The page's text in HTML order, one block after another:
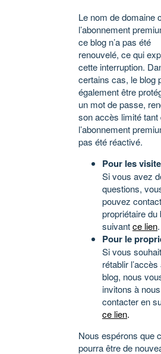
Le nom de domaine
l’abonnement
ce blog n’a pas été
renouvelé, ce qui
cette interruption.
certains cas, le blog
également être
un mot de passe,
son accès limité tant
l’abonnement
pas été réactivé.
Pour les
Si vous avez
questions,
pouvez
propriétaire du
suivantce lien.
Pour le
Si vous
rétablir
blog, nous
invitons à nous
contacter en
ce lien.
Nous espérons que
pourra être de